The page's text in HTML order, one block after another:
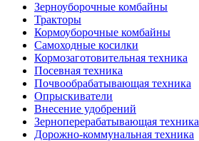
Зерноуборочные комбайны
Тракторы
Кормоуборочные комбайны
Самоходные косилки
Кормозаготовительная техника
Посевная техника
Почвообрабатывающая техника
Опрыскиватели
Внесение удобрений
Зерноперерабатывающая техника
Дорожно-коммунальная техника